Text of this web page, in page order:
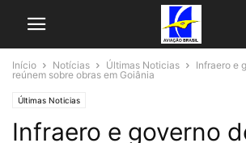
Início Notícias Últimas Noticias
Infraero e
reúnem sobre obras em Goiânia
Últimas Noticias
Infraero e governo